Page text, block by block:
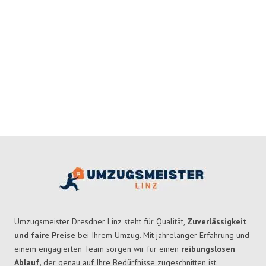
Umzugsmeister Dresdner Linz steht für Qualität, Zuverlässigkeit
und faire Preise bei Ihrem Umzug. Mit jahrelanger Erfahrung und
einem engagierten Team sorgen wir für einen reibungslosen
Ablauf, der genau auf Ihre Bedürfnisse zugeschnitten ist.